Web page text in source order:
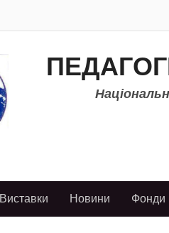
Виставки Новини Фонди